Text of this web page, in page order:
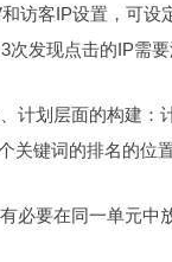
访客IP设置，可设
发现点击的IP需要
计划层面的构建：
键词的排名的位
必要在同一单元